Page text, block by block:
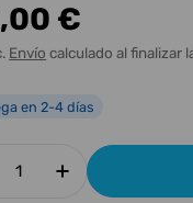
€
Envío calculado al finalizar
en 2-4 días
cantidad
Aumentar